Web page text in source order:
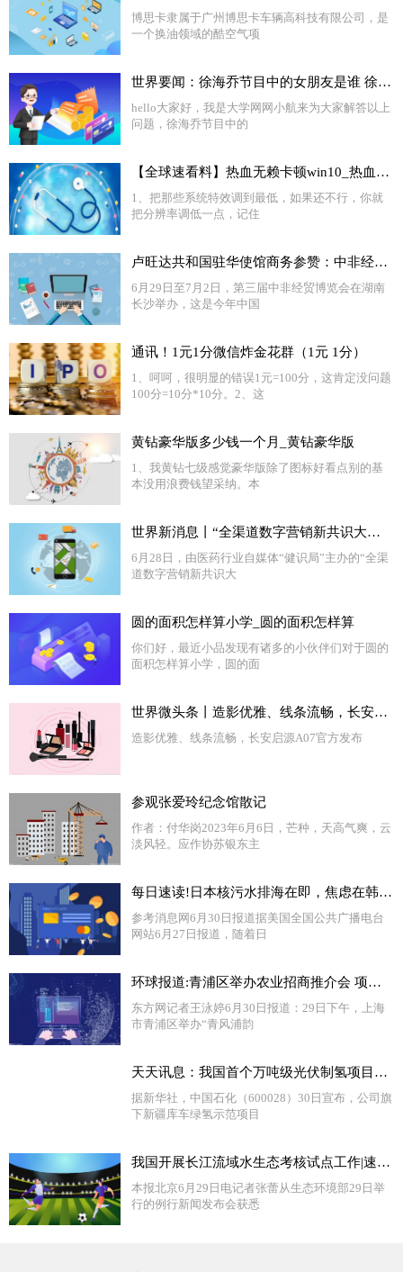
博思卡隶属于广州博思卡车辆高科技有限公司，是
一个换油领域的酷空气项
世界要闻：徐海乔节目中的女朋友是谁 徐海乔前女友是谁猜测
hello大家好，我是大学网网小航来为大家解答以上
问题，徐海乔节目中的
【全球速看料】热血无赖卡顿win10_热血无赖卡顿
1、把那些系统特效调到最低，如果还不行，你就
把分辨率调低一点，记住
卢旺达共和国驻华使馆商务参赞：中非经贸合作大有可为
6月29日至7月2日，第三届中非经贸博览会在湖南
长沙举办，这是今年中国
通讯！1元1分微信炸金花群（1元 1分）
1、呵呵，很明显的错误1元=100分，这肯定没问题
100分=10分*10分。2、这
黄钻豪华版多少钱一个月_黄钻豪华版
1、我黄钻七级感觉豪华版除了图标好看点别的基
本没用浪费钱望采纳。本
世界新消息丨“全渠道数字营销新共识大会”召开 医药界各方共议数字化营销之道
6月28日，由医药行业自媒体“健识局”主办的“全渠
道数字营销新共识大
圆的面积怎样算小学_圆的面积怎样算
你们好，最近小品发现有诸多的小伙伴们对于圆的
面积怎样算小学，圆的面
世界微头条丨造影优雅、线条流畅，长安启源A07官方发布
造影优雅、线条流畅，长安启源A07官方发布
参观张爱玲纪念馆散记
作者：付华岗2023年6月6日，芒种，天高气爽，云
淡风轻。应作协苏银东主
每日速读!日本核污水排海在即，焦虑在韩国蔓延……
参考消息网6月30日报道据美国全国公共广播电台
网站6月27日报道，随着日
环球报道:青浦区举办农业招商推介会 项目签约总投资额达41亿元
东方网记者王泳婷6月30日报道：29日下午，上海
市青浦区举办“青风浦韵
天天讯息：我国首个万吨级光伏制氢项目投产
据新华社，中国石化（600028）30日宣布，公司旗
下新疆库车绿氢示范项目
我国开展长江流域水生态考核试点工作|速看料
本报北京6月29日电记者张蕾从生态环境部29日举
行的例行新闻发布会获悉